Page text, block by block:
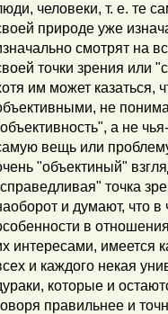
человеки, т. е. те
природе уже
смотрят на
точки зрения или
им может казаться,
не
а не
вещь или
"объектиный"
точка
и думают, что
в
интересами, имеется
и каждого некая
которые и
правильнее и